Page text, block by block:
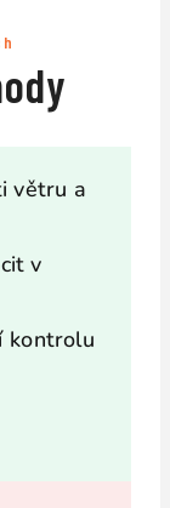
větru a
v
kontrolu